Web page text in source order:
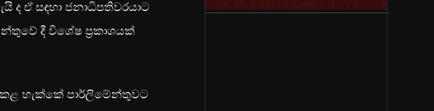
ඒ සඳහා ජනාධිපතිවරයාට
දී විශේෂ ප්‍රකාශයක්
කළ හැක්කේ පාර්ලිමේන්තුවට